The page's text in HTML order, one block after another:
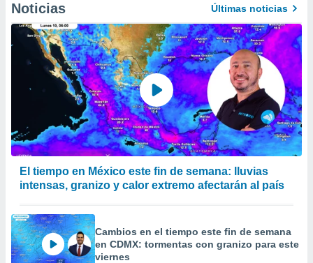
Noticias Últimas noticias
El tiempo en México este fin de semana: lluvias
intensas, granizo y calor extremo afectarán al país
Cambios en el tiempo este fin de semana
en CDMX: tormentas con granizo para este
viernes